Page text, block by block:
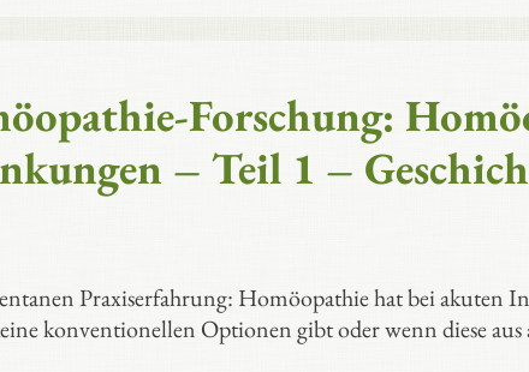
Forschung:
– Teil 1 –
Praxiserfahrung: Homöopathie hat bei akuten
konventionellen Optionen gibt oder wenn diese aus